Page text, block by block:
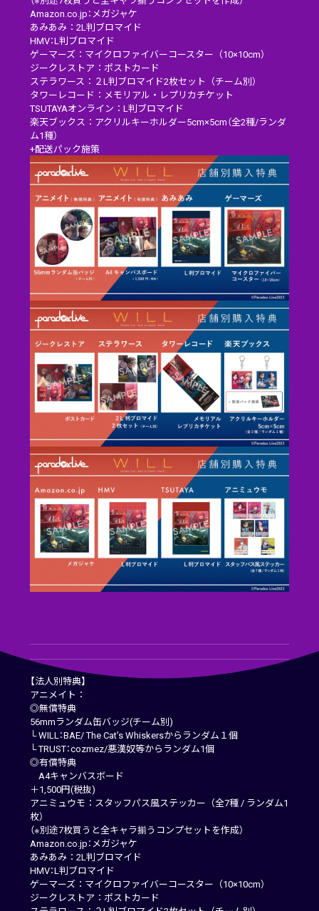
Amazon.co.jp：メガジャケ
あみあみ：2L判ブロマイド
HMV：L判ブロマイド
ゲーマーズ：マイクロファイバーコースター（10×10cm）
ジークレストア：ポストカード
ステラワース：２L判ブロマイド2枚セット（チーム別）
タワーレコード：メモリアル・レプリカチケット
TSUTAYAオンライン：L判ブロマイド
楽天ブックス：アクリルキーホルダー5cm×5cm（全2種/ランダ
ム1種）
+配送パック施策
【法人別特典】
アニメイト：
◎無償特典
56mmランダム缶バッジ(チーム別)
└ WILL：BAE/ The Cat's Whiskersからランダム１個
└ TRUST：cozmez/悪漢奴等からランダム1個
◎有償特典
A4キャンバスボード
＋1,500円(税抜)
アニミュウモ：スタッフパス風ステッカー（全7種 / ランダム1
枚）
（※別途7枚買うと全キャラ揃うコンプセットを作成）
Amazon.co.jp：メガジャケ
あみあみ：2L判ブロマイド
HMV：L判ブロマイド
ゲーマーズ：マイクロファイバーコースター（10×10cm）
ジークレストア：ポストカード